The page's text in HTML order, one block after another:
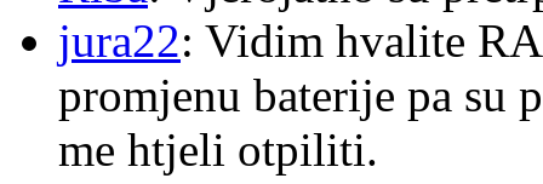
jura22: Vidim hvalite
promjenu baterije pa su
me htjeli otpiliti.